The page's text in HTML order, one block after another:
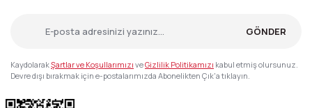
GÖNDER
KaydolarakŞartlar ve Koşullarımızı veGizlilik Politikamızı kabul etmiş olursunuz.
Devre dışı bırakmak için e-postalarımızda Abonelikten Çık'a tıklayın.